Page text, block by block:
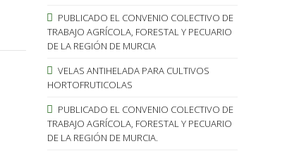
PUBLICADO EL CONVENIO COLECTIVO DE
TRABAJO AGRÍCOLA, FORESTAL Y PECUARIO
DE LA REGIÓN DE MURCIA
VELAS ANTIHELADA PARA CULTIVOS
HORTOFRUTICOLAS
PUBLICADO EL CONVENIO COLECTIVO DE
TRABAJO AGRÍCOLA, FORESTAL Y PECUARIO
DE LA REGIÓN DE MURCIA.